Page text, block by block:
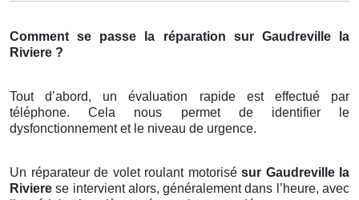
Comment se passe la réparation sur Gaudreville la
Riviere ?
Tout d’abord, un évaluation rapide est effectué par
téléphone. Cela nous permet de identifier le
dysfonctionnement et le niveau de urgence.
Un réparateur de volet roulant motorisé sur Gaudreville la
Rivierese intervient alors, généralement dans l’heure, avec